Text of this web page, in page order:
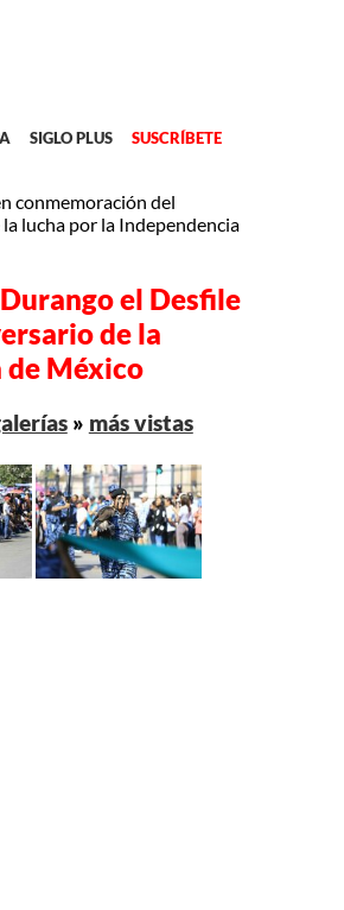
SIGLO PLUS SUSCRÍBETE
conmemoración del
lucha por la Independencia
el Desfile
de la
de México
» más vistas